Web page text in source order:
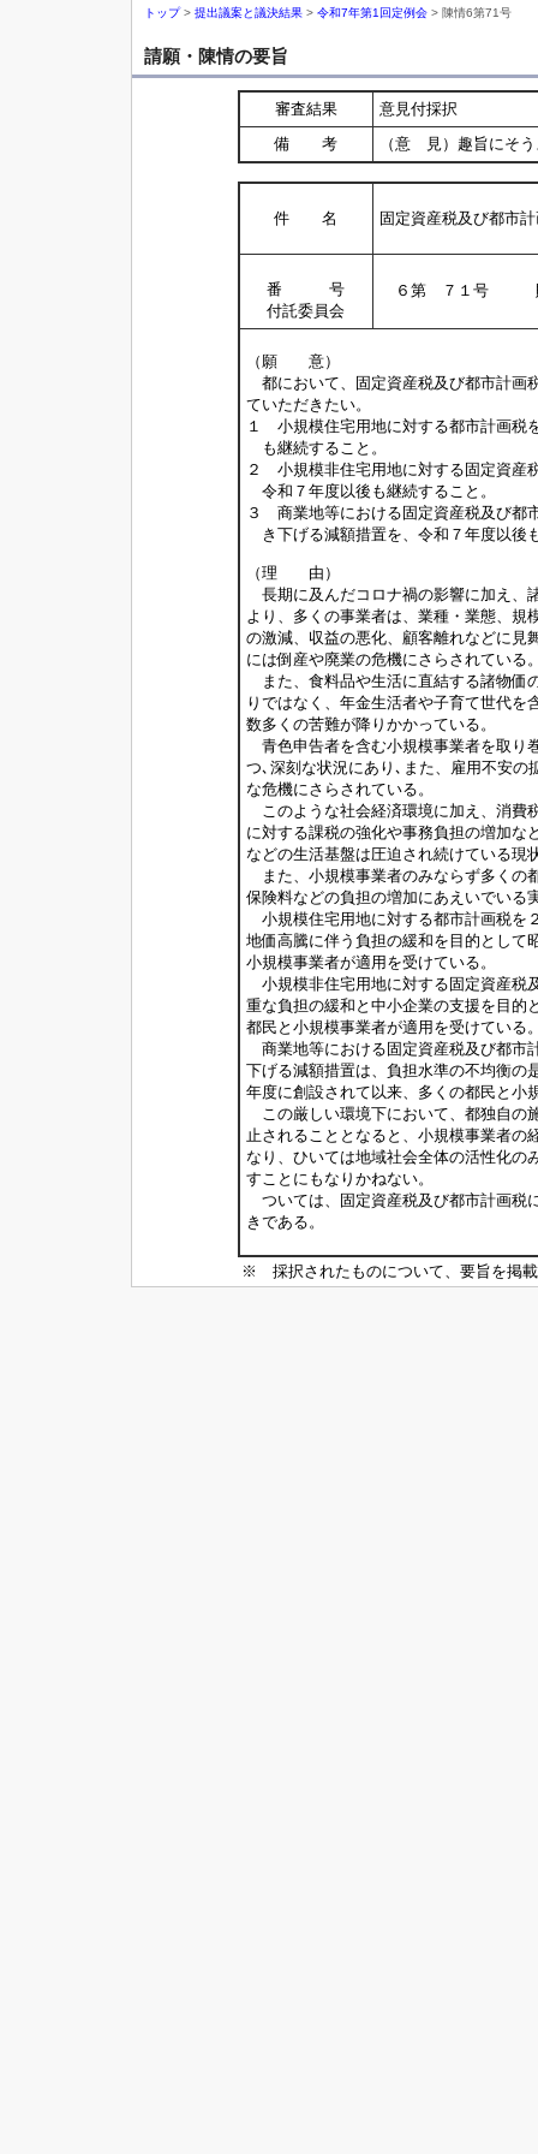
トップ> 提出議案と議決結果 > 令和7年第1回定例会 > 陳情6第71号
請願・陳情の要旨
審査結果
意見付採択
備 考
（意 見）趣旨にそ
件 名 固定資産税及び都市
番 号
付託委員会
６第 ７１号
（願 意）
都において、固定資産税及び都市計画
ていただきたい。
１ 小規模住宅用地に対する都市計画税
も継続すること。
２ 小規模非住宅用地に対する固定資産
令和７年度以後も継続すること。
３ 商業地等における固定資産税及び都
き下げる減額措置を、令和７年度以後
（理 由）
長期に及んだコロナ禍の影響に加え、
より、多くの事業者は、業種・業態、規
の激減、収益の悪化、顧客離れなどに見
には倒産や廃業の危機にさらされている
また、食料品や生活に直結する諸物価
りではなく、年金生活者や子育て世代を
数多くの苦難が降りかかっている。
青色申告者を含む小規模事業者を取り
つ､深刻な状況にあり､また、雇用不安の
な危機にさらされている。
このような社会経済環境に加え、消費
に対する課税の強化や事務負担の増加な
などの生活基盤は圧迫され続けている現
また、小規模事業者のみならず多くの
保険料などの負担の増加にあえいでいる
小規模住宅用地に対する都市計画税を
地価高騰に伴う負担の緩和を目的として
小規模事業者が適用を受けている。
小規模非住宅用地に対する固定資産税
重な負担の緩和と中小企業の支援を目的
都民と小規模事業者が適用を受けている
商業地等における固定資産税及び都市
下げる減額措置は、負担水準の不均衡の
年度に創設されて以来、多くの都民と小
この厳しい環境下において、都独自の
止されることとなると、小規模事業者の
なり、ひいては地域社会全体の活性化の
すことにもなりかねない。
ついては、固定資産税及び都市計画税
きである。
※ 採択されたものについて、要旨を掲